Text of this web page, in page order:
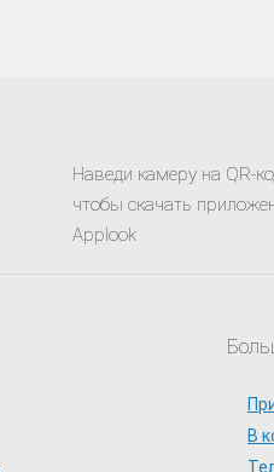
Наведи камеру на QR-
чтобы скачать
Applook
В